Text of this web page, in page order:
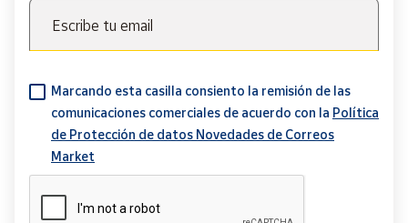
Escribe tu email
Marcando esta casilla consiento la remisión de las
comunicaciones comerciales de acuerdo con la Política
de Protección de datos Novedades de Correos
Market